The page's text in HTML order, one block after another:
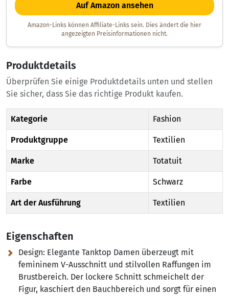
Auf Amazon ansehen
Amazon-Links können Affiliate-Links sein. Dies ändert die hier
angezeigten Preisinformationen nicht.
Produktdetails
Überprüfen Sie einige Produktdetails unten und stellen
Sie sicher, dass Sie das richtige Produkt kaufen.
Kategorie Fashion
Produktgruppe Textilien
Marke Totatuit
Farbe Schwarz
Art der Ausführung Textilien
Eigenschaften
Design: Elegante Tanktop Damen überzeugt mit
femininem V-Ausschnitt und stilvollen Raffungen im
Brustbereich. Der lockere Schnitt schmeichelt der
Figur, kaschiert den Bauchbereich und sorgt für einen